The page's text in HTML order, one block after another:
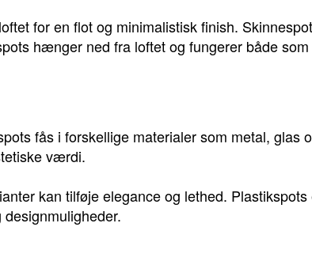
for en flot og minimalistisk finish.
hænger ned fra loftet og fungerer både
fås i forskellige materialer som metal, glas
værdi.
kan tilføje elegance og lethed.